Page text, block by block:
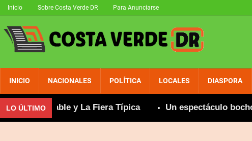
Inicio Sobre Costa Verde DR Para Anunciarse
INICIO NACIONALES POLÍTICA LOCALES DIASPORA
LO ÚLTIMOy La Fiera Típica Un espectáculo bochornoso